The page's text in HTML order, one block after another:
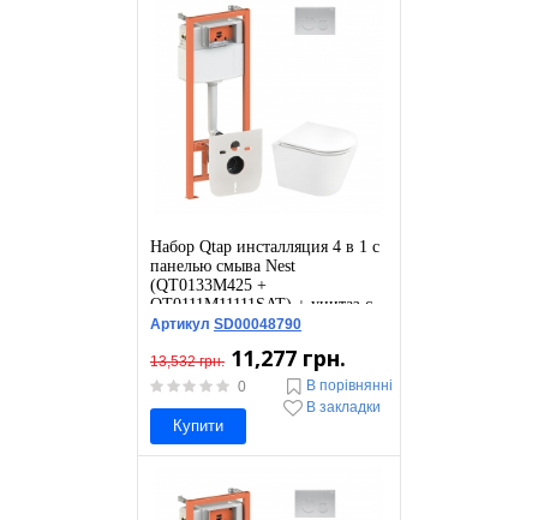
Набор Qtap инсталляция 4 в 1 с
панелью смыва Nest
(QT0133M425 +
QT0111M11111SAT) + унитаз с
сиденьем Scorpio
Артикул SD00048790
13,532 грн. 11,277 грн.
0
Купити
В порівнянні
В закладки